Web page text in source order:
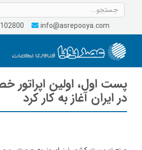
info@asrepooya.com
پست اول، اولين
در ايران آغاز به كار كرد